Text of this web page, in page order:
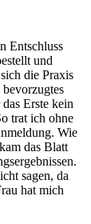
Entschluss
und
die Praxis
Erste kein
trat ich ohne
Wie
das Blatt
sagen, da
hat mich